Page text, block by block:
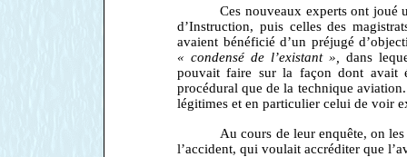
Ces nouveaux experts ont joué
d’Instruction, puis celles des
avaient bénéficié d’un préjugé
« condensé de l’existant », dans
pouvait faire sur la façon dont avait
procédural que de la technique
légitimes et en particulier celui de voir
Au cours de leur enquête, on
l’accident, qui voulait accréditer que